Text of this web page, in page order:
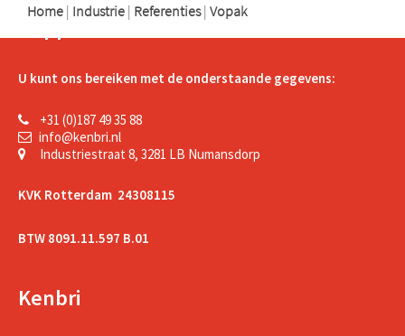
Home | Industrie | Referenties | Vopak
Support
U kunt ons bereiken met de onderstaande gegevens:
+31 (0)187 49 35 88
info@kenbri.nl
Industriestraat 8, 3281 LB Numansdorp
KVK Rotterdam 24308115
BTW 8091.11.597 B.01
Kenbri